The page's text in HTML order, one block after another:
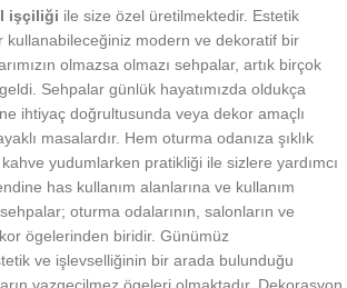
işçiliği ile size özel üretilmektedir. Estetik
kullanabileceğiniz modern ve dekoratif bir
olmazsa olmazı sehpalar, artık birçok
Sehpalar günlük hayatımızda oldukça
ihtiyaç doğrultusunda veya dekor amaçlı
masalardır. Hem oturma odanıza şıklık
yudumlarken pratikliği ile sizlere yardımcı
has kullanım alanlarına ve kullanım
oturma odalarının, salonların ve
ögelerinden biridir. Günümüz
ve işlevselliğinin bir arada bulunduğu